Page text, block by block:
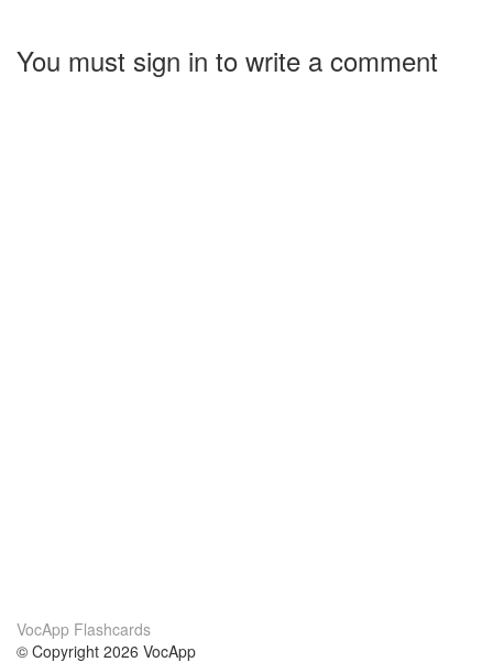
You must sign in to write a comment
VocApp Flashcards
© Copyright 2026 VocApp